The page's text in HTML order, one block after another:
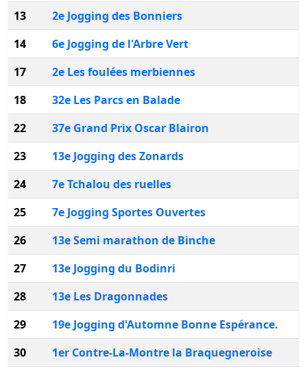
13
2e Jogging des Bonniers
14
6e Jogging de l'Arbre Vert
17
2e Les foulées merbiennes
18
32e Les Parcs en Balade
22
37e Grand Prix Oscar Blairon
23
13e Jogging des Zonards
24
7e Tchalou des ruelles
25
7e Jogging Sportes Ouvertes
26
13e Semi marathon de Binche
27
13e Jogging du Bodinri
28
13e Les Dragonnades
29
19e Jogging d'Automne Bonne Espérance.
30
1er Contre-La-Montre la Braquegneroise